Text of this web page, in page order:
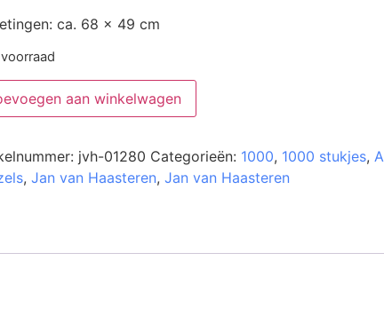
ca. 68 x 49 cm
aan winkelwagen
jvh-01280 Categorieën: 1000, 1000 stukjes,
, Jan van Haasteren, Jan van Haasteren